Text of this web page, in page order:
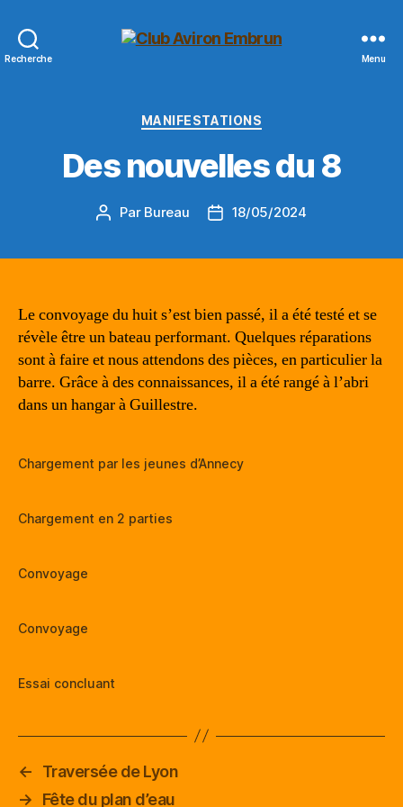
Recherche Menu
Catégories
MANIFESTATIONS
Des nouvelles du 8
Auteur
Par Bureau
Date18/05/2024
Le convoyage du huit s’est bien passé, il a été testé et se
révèle être un bateau performant. Quelques réparations
sont à faire et nous attendons des pièces, en particulier la
barre. Grâce à des connaissances, il a été rangé à l’abri
dans un hangar à Guillestre.
Chargement par les jeunes d’Annecy
Chargement en 2 parties
Convoyage
Convoyage
Essai concluant
←
Traversée de Lyon
→
Fête du plan d’eau